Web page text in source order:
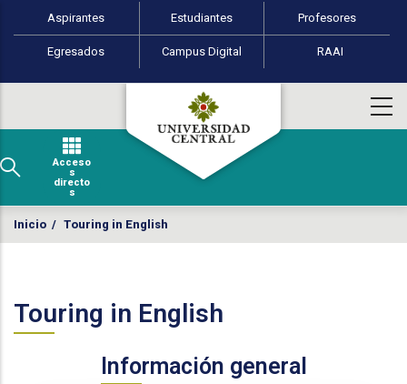
Pasar al contenido principal
Perfiles de usuario
Aspirantes Estudiantes Profesores
Egresados Campus Digital RAAI
Acceso
s
directo
s
Inicio / Touring in English
Touring in English
Información general